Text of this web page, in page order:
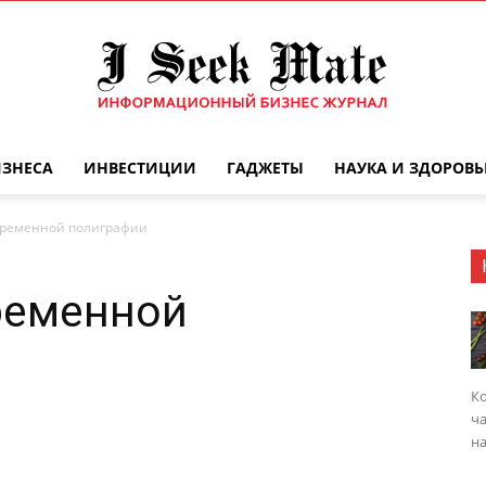
ИНВЕСТИЦИИ ГАДЖЕТЫ НАУКА И
полиграфии